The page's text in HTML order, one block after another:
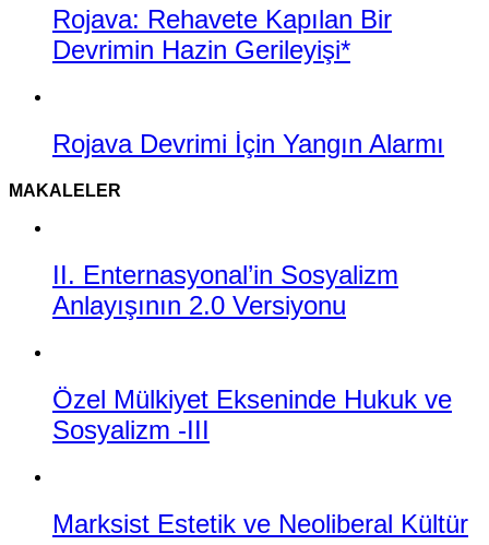
Rojava: Rehavete Kapılan Bir
Devrimin Hazin Gerileyişi*
Rojava Devrimi İçin Yangın Alarmı
MAKALELER
II. Enternasyonal’in Sosyalizm
Anlayışının 2.0 Versiyonu
Özel Mülkiyet Ekseninde Hukuk ve
Sosyalizm -III
Marksist Estetik ve Neoliberal Kültür